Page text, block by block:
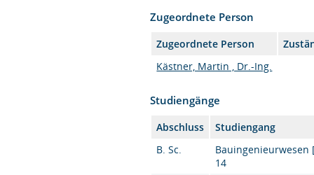
Zugeordnete Person
Zugeordnete Person
Kästner, Martin , Dr.-Ing.
Studiengänge
Abschluss
Studiengang
B. Sc.
Bauingenieurwesen
14